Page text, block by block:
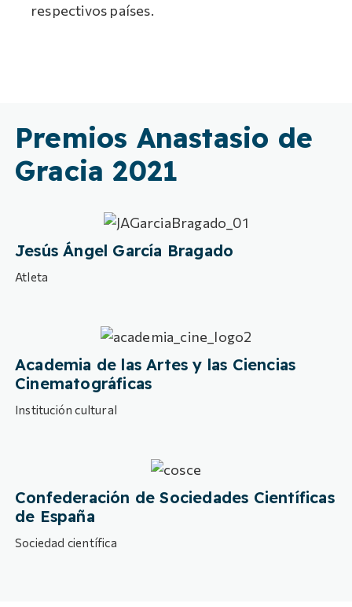
respectivos países.
Premios Anastasio de
Gracia 2021
Jesús Ángel García Bragado
Atleta
Academia de las Artes y las Ciencias
Cinematográficas
Institución cultural
Confederación de Sociedades Científicas
de España
Sociedad científica